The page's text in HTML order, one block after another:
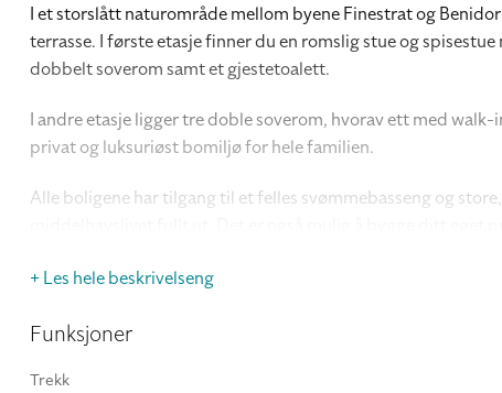
I et storslått naturområde mellom byene Finestrat og
terrasse. I første etasje finner du en romslig stue og
dobbelt soverom samt et gjestetoalett.
I andre etasje ligger tre doble soverom, hvorav ett med
privat og luksuriøst bomiljø for hele familien.
Alle boligene har tilgang til et felles svømmebasseng og
+ Les hele beskrivelseng
Funksjoner
Trekk